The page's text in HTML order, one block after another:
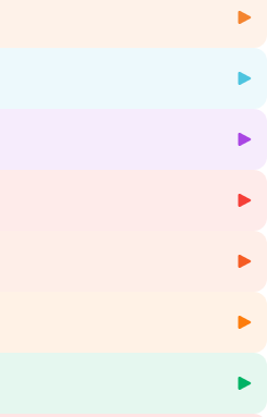
réalisation, mixage : Emmanuel